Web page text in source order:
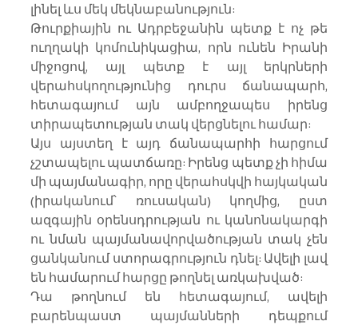
լինել ևս մեկ մեկնաբանություն:
Թուրքիային ու Ադրբեջանին պետք է ոչ թե
ուղղակի կոմունիկացիա, որն ունեն Իրանի
միջոցով, այլ պետք է այլ երկրների
վերահսկողությունից դուրս ճանապարհ,
հետագայում այն ամբողջապես իրենց
տիրապետության տակ վերցնելու համար:
Այս այստեղ է այդ ճանապարհի հարցում
չշտապելու պատճառը: Իրենց պետք չի հիմա
մի պայմանագիր, որը վերահսկվի հայկական
(իրականում՝ ռուսական) կողմից, ըստ
ազգային օրենսդրության ու կանոնակարգի
ու նման պայմանավորվածության տակ չեն
ցանկանում ստորագրություն դնել: Ավելի լավ
են համարում հարցը թողնել առկախված:
Դա թողնում են հետագայում, ավելի
բարենպաստ պայմանների դեպքում